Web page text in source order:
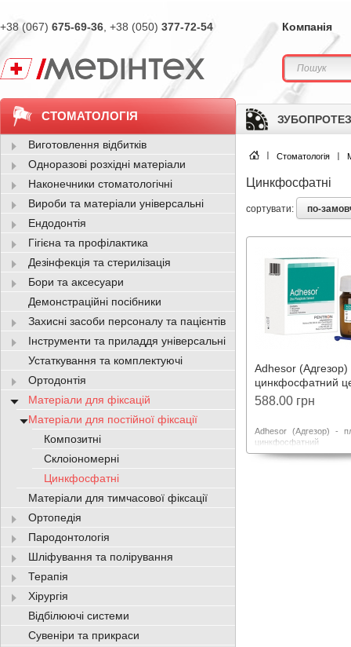
Компанія
+38 (067) 675-69-36 , +38 (050) 377-72-54
Стоматологія
Цинкфосфатні
сортувати: по-
Adhesor (Адгезор)
цинкфосфатний
588.00 грн
Adhesor (Адгезор) -
цинкфосфатний
Призначений у якості
СТОМАТОЛОГІЯ
Виготовлення відбитків
Одноразові розхідні матеріали
Наконечники стоматологічні
Вироби та матеріали універсальні
Ендодонтія
Гігієна та профілактика
Дезінфекція та стерилізація
Бори та аксесуари
Демонстраційні посібники
Захисні засоби персоналу та пацієнтів
Інструменти та приладдя універсальні
Устаткування та комплектуючі
Ортодонтія
Матеріали для фіксацій
Матеріали для постійної фіксації
Композитні
Склоіономерні
Цинкфосфатні
Матеріали для тимчасової фіксації
Ортопедія
Пародонтологія
Шліфування та полірування
Терапія
Хірургія
Відбілюючі системи
Сувеніри та прикраси